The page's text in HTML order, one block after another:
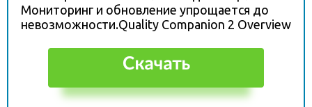
Мониторинг и обновление упрощается до
невозможности.Quality Companion 2 Overview